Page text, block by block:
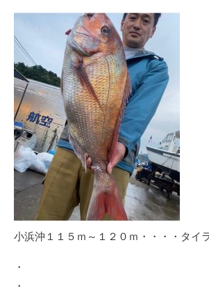
小浜沖１１５ｍ～１２０ｍ・・・・タイ
・
・